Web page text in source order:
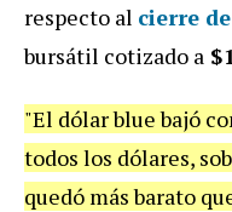
respecto al cierre
bursátil cotizado a $
"El dólar blue bajó
todos los dólares,
quedó más barato